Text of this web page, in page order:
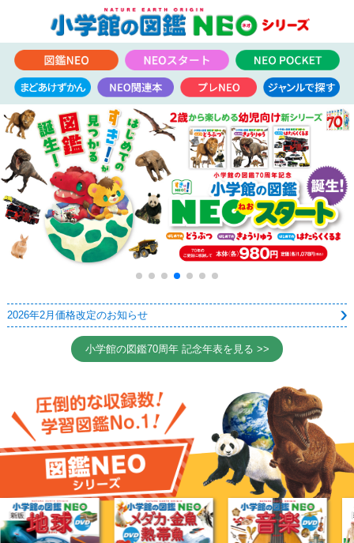
2026年2月価格改定のお知らせ
小学館の図鑑70周年 記念年表を見る >>